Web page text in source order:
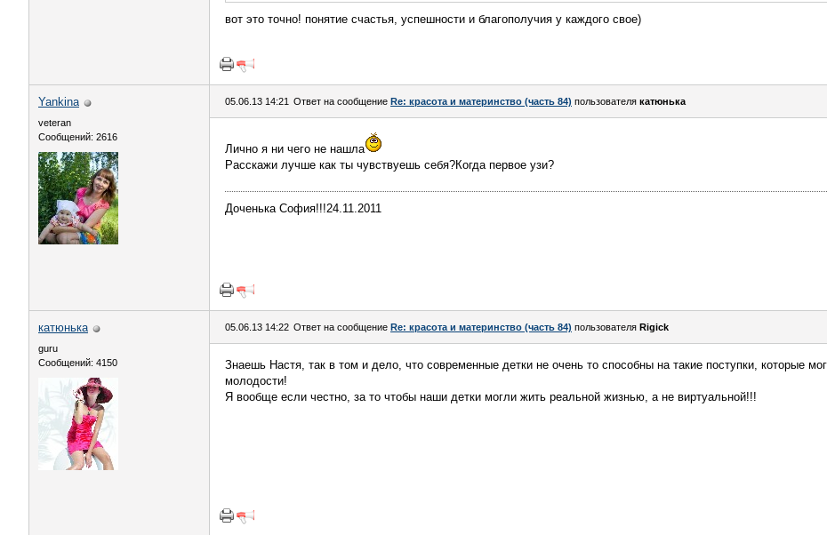
вот это точно! понятие счастья, успешности и благополучия у каждого свое)
Yankina
veteran
Сообщений: 2616
05.06.13 14:21 Ответ на сообщение Re: красота и материнство (часть 84) пользователя катюнька
Лично я ни чего не нашла
Расскажи лучше как ты чувствуешь себя?Когда первое узи?
Доченька София!!!24.11.2011
катюнька
guru
Сообщений: 4150
05.06.13 14:22 Ответ на сообщение Re: красота и материнство (часть 84) пользователя Rigick
Знаешь Настя, так в том и дело, что современные детки не очень то способны на такие поступки, которые
молодости!
Я вообще если честно, за то чтобы наши детки могли жить реальной жизнью, а не виртуальной!!!